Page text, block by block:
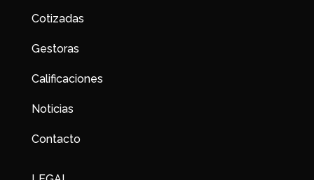
Cotizadas
Gestoras
Calificaciones
Noticias
Contacto